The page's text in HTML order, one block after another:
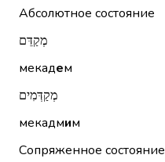
Абсолютное состояние
מְקַדֵּם
мекадем
מְקַדְּמִים
мекадмим
Сопряженное состояние